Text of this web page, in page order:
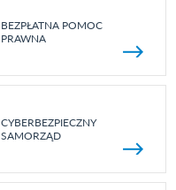
BEZPŁATNA POMOC
PRAWNA
CYBERBEZPIECZNY
SAMORZĄD